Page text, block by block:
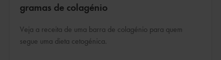
gramas de colagénio
Veja a receita de uma barra de colagénio para quem
segue uma dieta cetogénica.